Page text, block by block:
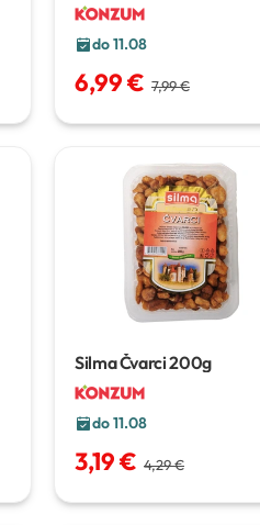
do 11.08
6,99 € 7,99 €
Silma Čvarci200g
do 11.08
3,19 € 4,29 €